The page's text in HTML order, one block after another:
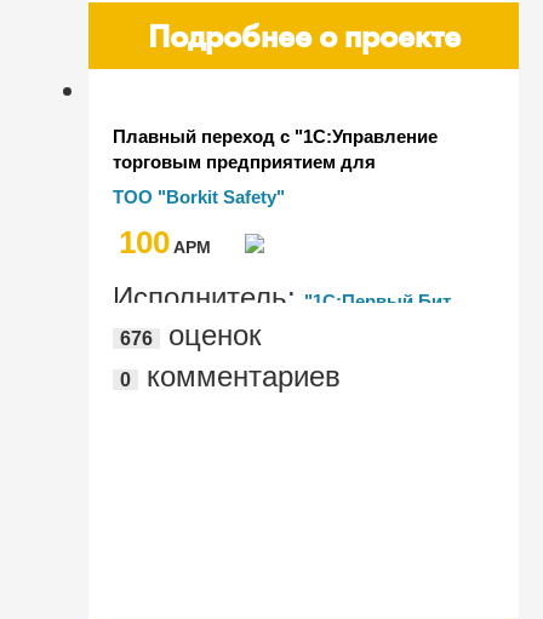
Подробнее о проекте
Плавный переход с "1С:Управление
торговым предприятием для
Казахстана" на "1С:Комплексная
автоматизация для Казахстана" у
производителя специальной одежды и
ТОО "Borkit Safety"
100AРМ
Исполнитель: "1С:Первый Бит,
Астана"
676 оценок
0 комментариев